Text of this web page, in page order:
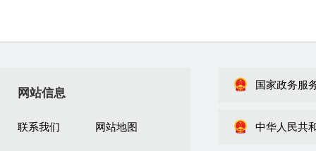
网站信息
联系我们 网站地图
国家政务服
中华人民共